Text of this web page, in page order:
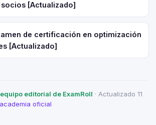
[Actualizado]
de certificación en optimización
[Actualizado]
editorial de ExamRoll · Actualizado 11
academia oficial